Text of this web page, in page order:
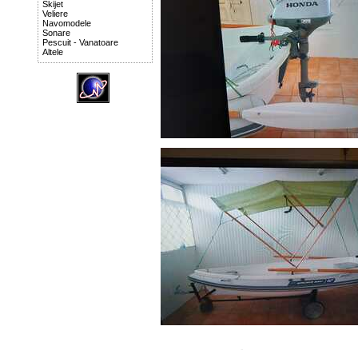
Skijet
Veliere
Navomodele
Sonare
Pescuit - Vanatoare
Altele